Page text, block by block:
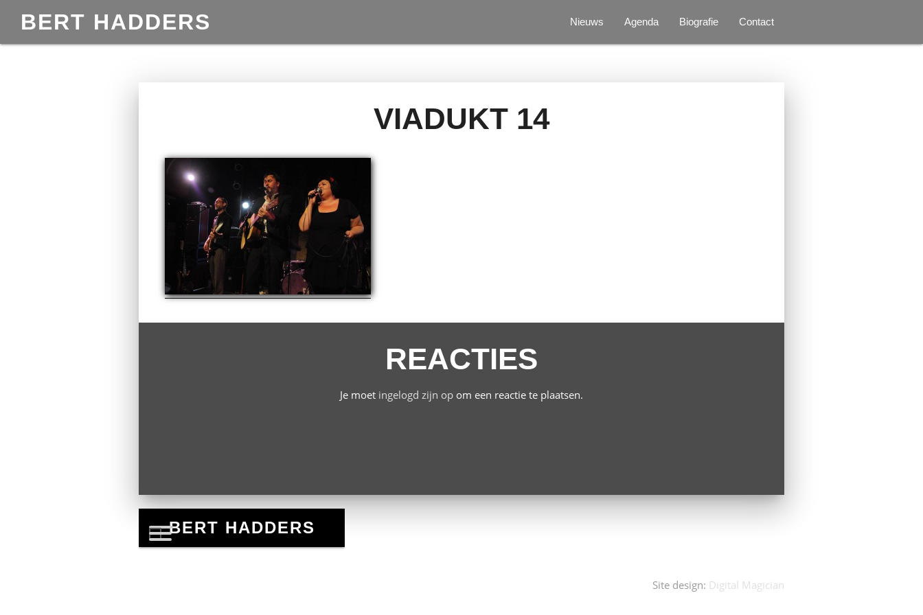
BERT HADDERS Nieuws Agenda Biografie Contact
VIADUKT 14
REACTIES
Je moet ingelogd zijn opom een reactie te plaatsen.
Site design: Digital Magician